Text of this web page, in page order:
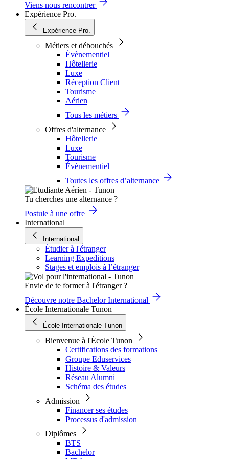
Viens nous rencontrer
Expérience Pro.
Expérience Pro.
Métiers et débouchés
Évènementiel
Hôtellerie
Luxe
Réception Client
Tourisme
Aérien
Tous les métiers
Offres d'alternance
Hôtellerie
Luxe
Tourisme
Évènementiel
Toutes les offres d’alternance
Tu cherches une alternance ?
Postule à une offre
International
International
Étudier à l'étranger
Learning Expeditions
Stages et emplois à l’étranger
Envie de te former à l'étranger ?
Découvre notre Bachelor International
École Internationale Tunon
École Internationale Tunon
Bienvenue à l'École Tunon
Certifications des formations
Groupe Eduservices
Histoire & Valeurs
Réseau Alumni
Schéma des études
Admission
Financer ses études
Processus d'admission
Diplômes
BTS
Bachelor